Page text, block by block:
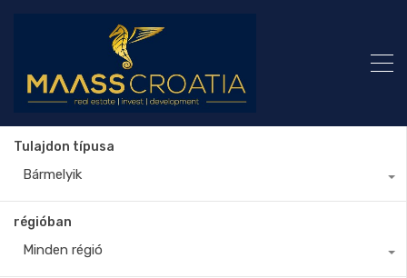
Tulajdon típusa
Bármelyik
régióban
Minden régió